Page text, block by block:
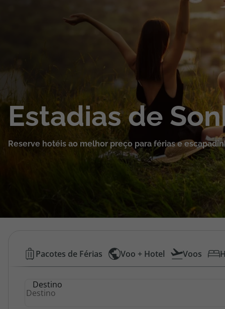
Pacotes de Férias
Cruzeiros
Promoções
Área de Cliente
Estadias de
Reserve hotéis ao melhor preço para férias e
Hotéis
Baratos
Pacotes de Férias Voo + Hotel Voos
Destino